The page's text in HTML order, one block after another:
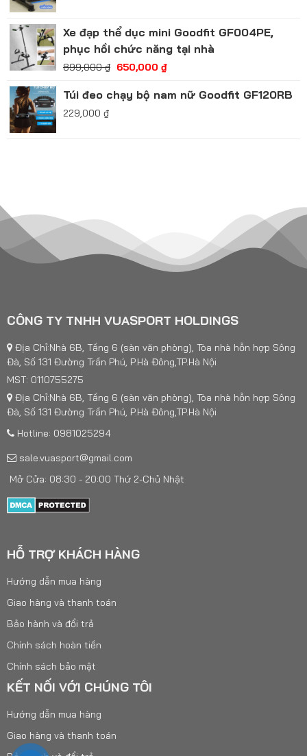
Xe đạp thể dục mini Goodfit GF004PE,
phục hồi chức năng tại nhà
899,000₫ 650,000 ₫
Túi đeo chạy bộ nam nữ Goodfit GF120RB
229,000 ₫
CÔNG TY TNHH VUASPORT HOLDINGS
Địa Chỉ:Nhà 6B, Tầng 6 (sàn văn phòng), Tòa nhà hỗn hợp Sông
Đà, Số 131 Đường Trần Phú, P.Hà Đông,TP.Hà Nội
MST: 0110755275
Địa Chỉ:Nhà 6B, Tầng 6 (sàn văn phòng), Tòa nhà hỗn hợp Sông
Đà, Số 131 Đường Trần Phú, P.Hà Đông,TP.Hà Nội
Hotline: 0981025294
sale.vuasport@gmail.com
Mở Cửa: 08:30 - 20:00 Thứ 2-Chủ Nhật
HỖ TRỢ KHÁCH HÀNG
Hướng dẫn mua hàng
Giao hàng và thanh toán
Bảo hành và đổi trả
Chính sách hoàn tiền
Chính sách bảo mật
KẾT NỐI VỚI CHÚNG TÔI
Hướng dẫn mua hàng
Giao hàng và thanh toán